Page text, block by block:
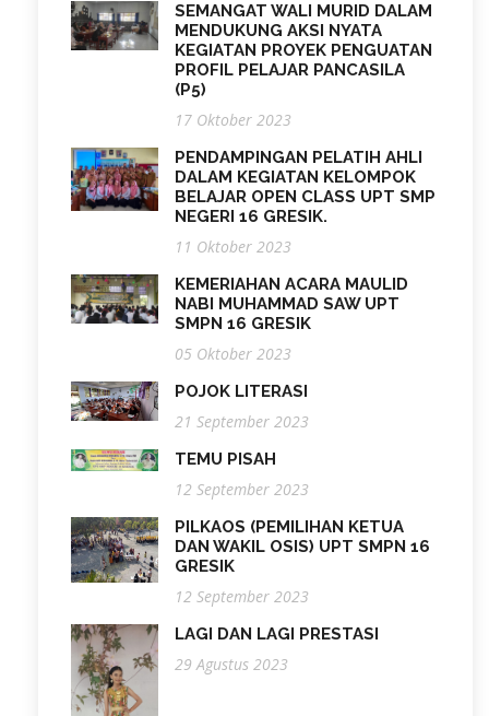
SEMANGAT WALI MURID DALAM
MENDUKUNG AKSI NYATA
KEGIATAN PROYEK PENGUATAN
PROFIL PELAJAR PANCASILA
(P5)
17 Oktober 2023
PENDAMPINGAN PELATIH AHLI
DALAM KEGIATAN KELOMPOK
BELAJAR OPEN CLASS UPT SMP
NEGERI 16 GRESIK.
11 Oktober 2023
KEMERIAHAN ACARA MAULID
NABI MUHAMMAD SAW UPT
SMPN 16 GRESIK
05 Oktober 2023
POJOK LITERASI
21 September 2023
TEMU PISAH
12 September 2023
PILKAOS (PEMILIHAN KETUA
DAN WAKIL OSIS) UPT SMPN 16
GRESIK
12 September 2023
LAGI DAN LAGI PRESTASI
29 Agustus 2023